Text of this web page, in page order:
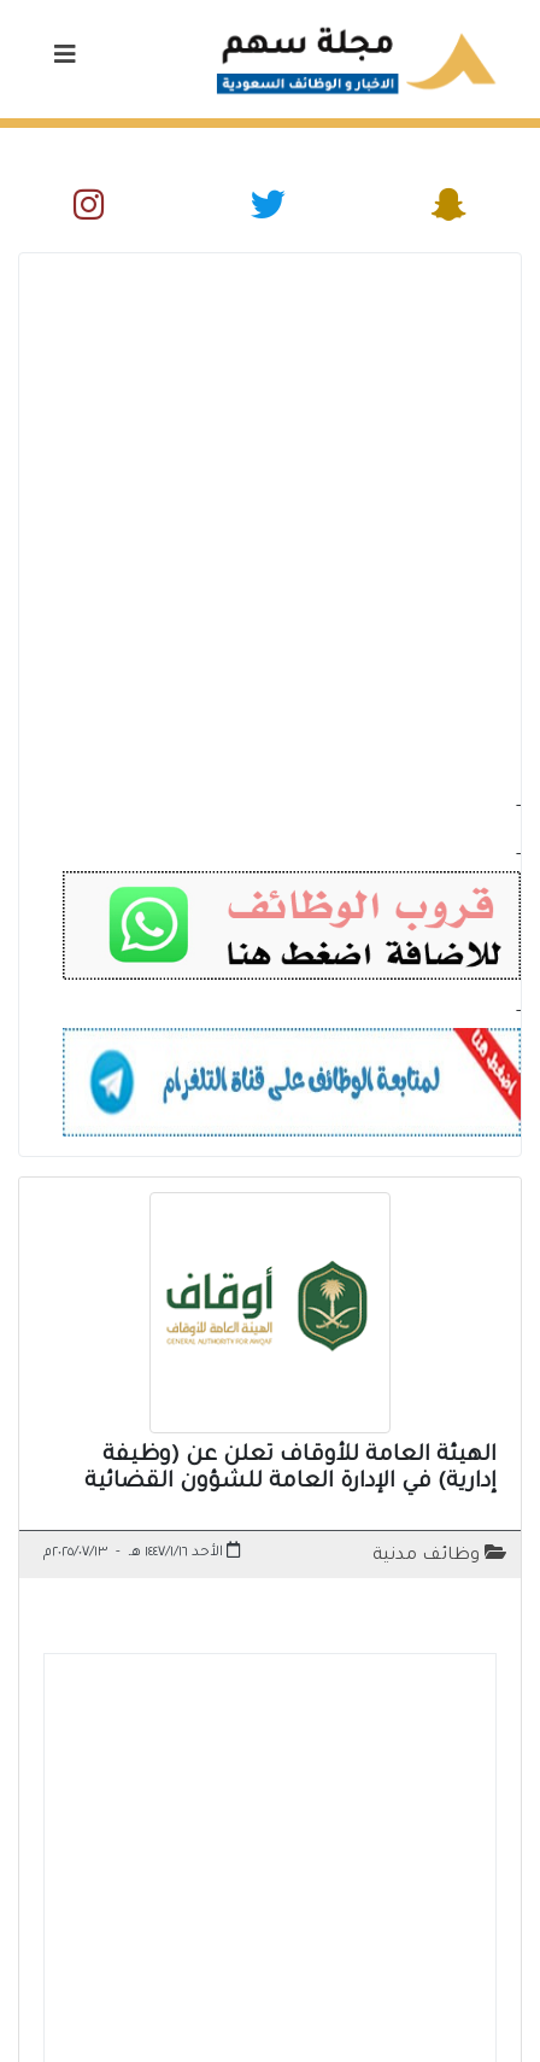
-
-
-
الهيئة العامة للأوقاف تعلن عن (وظيفة
إدارية) في الإدارة العامة للشؤون القضائية
وظائف مدنية الأحد ١٤٤٧/١/١٦ هـ - ٢٠٢٥/٠٧/١٣م